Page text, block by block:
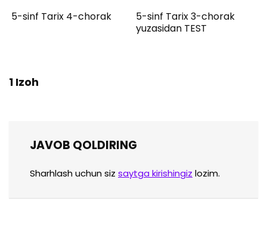
5-sinf Tarix 4-chorak
5-sinf Tarix 3-chorak
yuzasidan TEST
1 Izoh
JAVOB QOLDIRING
Sharhlash uchun siz saytga kirishingiz lozim.